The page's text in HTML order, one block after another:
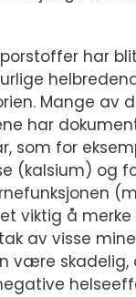
har
Mange av
har
som for
(kalsium) og
viktig å
av visse
være skadelig,